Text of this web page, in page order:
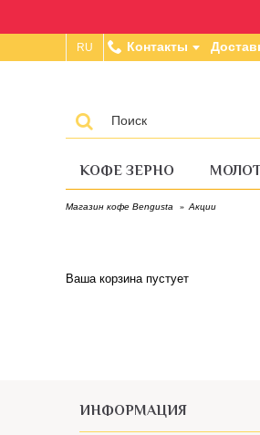
RU Контакты
КОФЕ ЗЕРНО
Магазин кофе Bengusta Акции
Ваша корзина пустует
ИНФОРМАЦИЯ